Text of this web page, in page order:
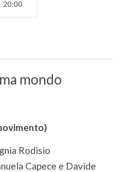
20:00
mondo
Rodisio
Capece e Davide